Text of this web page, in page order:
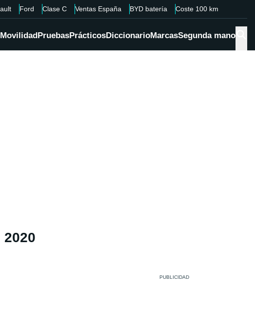
Ford Clase C Ventas España BYD batería Coste 100 km
MovilidadPruebasPrácticosDiccionarioMarcasSegunda mano